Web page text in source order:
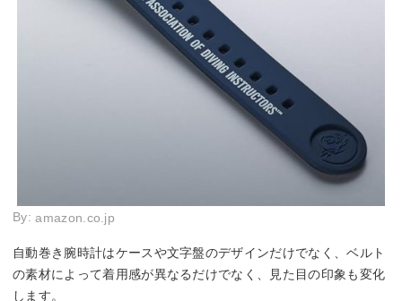
By:amazon.co.jp
自動巻き腕時計はケースや文字盤のデザインだけでなく、ベルト
の素材によって着用感が異なるだけでなく、見た目の印象も変化
します。